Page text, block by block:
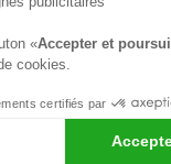
«Accepter et
cookies.
certifiés par